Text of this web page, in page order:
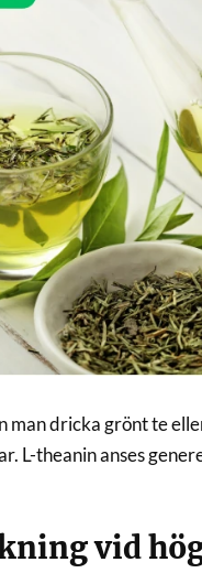
man dricka grönt te
L-theanin anses
vid